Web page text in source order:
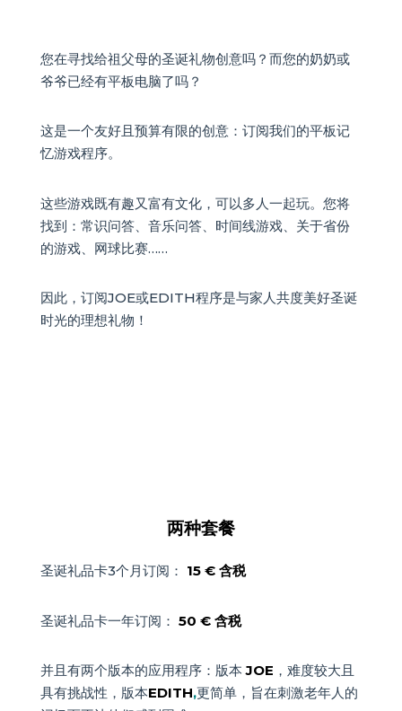
您在寻找给祖父母的圣诞礼物创意吗？而您的奶奶或
爷爷已经有平板电脑了吗？
这是一个友好且预算有限的创意：订阅我们的平板记
忆游戏程序。
这些游戏既有趣又富有文化，可以多人一起玩。您将
找到：常识问答、音乐问答、时间线游戏、关于省份
的游戏、网球比赛……
因此，订阅JOE或EDITH程序是与家人共度美好圣诞
时光的理想礼物！
两种套餐
圣诞礼品卡3个月订阅： 15 € 含税
圣诞礼品卡一年订阅： 50 € 含税
并且有两个版本的应用程序：版本 JOE ，难度较大且
具有挑战性，版本EDITH,更简单，旨在刺激老年人的